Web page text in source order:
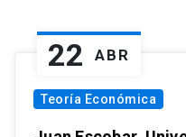
22 ABR
Teoría Económica